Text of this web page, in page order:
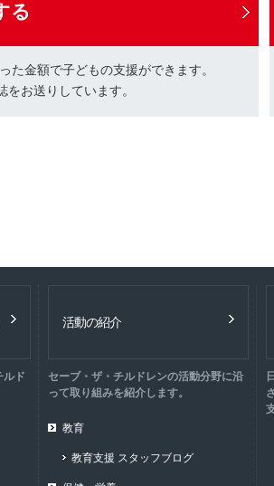
る
た金額で子どもの支援ができます。
お送りしています。
ルド
活動の紹介
セーブ・ザ・チルドレンの活動分野に沿
って取り組みを紹介します。
教育
教育支援 スタッフブログ